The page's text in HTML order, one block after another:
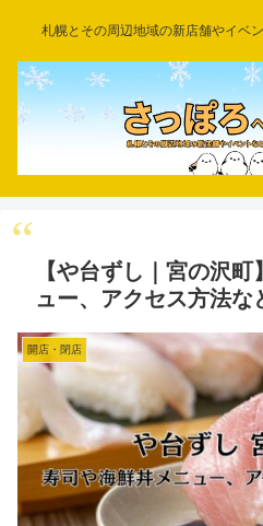
札幌とその周辺地域の新店舗やイベ
【や台ずし｜宮の沢
ュー、アクセス方法な
開店・閉店